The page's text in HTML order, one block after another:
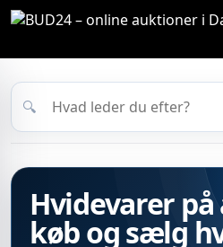
🔍
Hvidevarer
køb og sælg